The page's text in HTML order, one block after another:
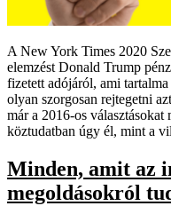
A New York Times 2020
elemzést Donald Trump
fizetett adójáról, ami
olyan szorgosan rejtegetni
már a 2016-os
köztudatban úgy él, mint a
Minden, amit az
megoldásokról